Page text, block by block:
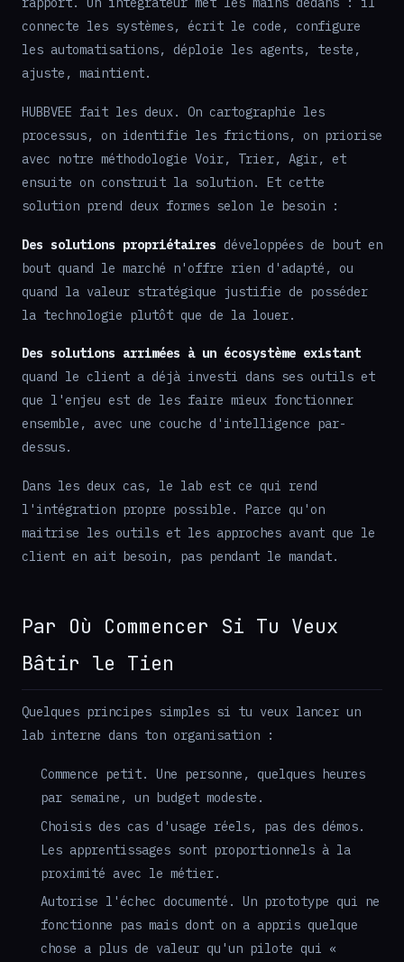
connecte les systèmes, écrit le code, configure
les automatisations, déploie les agents, teste,
ajuste, maintient.
HUBBVEE fait les deux. On cartographie les
processus, on identifie les frictions, on priorise
avec notre méthodologie Voir, Trier, Agir, et
ensuite on construit la solution. Et cette
solution prend deux formes selon le besoin :
Des solutions propriétaires développées de bout en
bout quand le marché n'offre rien d'adapté, ou
quand la valeur stratégique justifie de posséder
la technologie plutôt que de la louer.
Des solutions arrimées à un écosystème existant
quand le client a déjà investi dans ses outils et
que l'enjeu est de les faire mieux fonctionner
ensemble, avec une couche d'intelligence par-
dessus.
Dans les deux cas, le lab est ce qui rend
l'intégration propre possible. Parce qu'on
maitrise les outils et les approches avant que le
client en ait besoin, pas pendant le mandat.
Par Où Commencer Si Tu Veux
Bâtir le Tien
Quelques principes simples si tu veux lancer un
lab interne dans ton organisation :
Commence petit. Une personne, quelques heures
par semaine, un budget modeste.
Choisis des cas d'usage réels, pas des démos.
Les apprentissages sont proportionnels à la
proximité avec le métier.
Autorise l'échec documenté. Un prototype qui ne
fonctionne pas mais dont on a appris quelque
chose a plus de valeur qu'un pilote qui «